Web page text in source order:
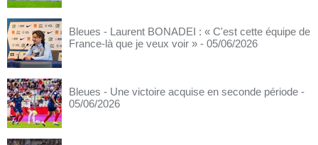
Bleues - Laurent BONADEI : « C'est cette équipe de
France-là que je veux voir » - 05/06/2026
Bleues - Une victoire acquise en seconde période -
05/06/2026